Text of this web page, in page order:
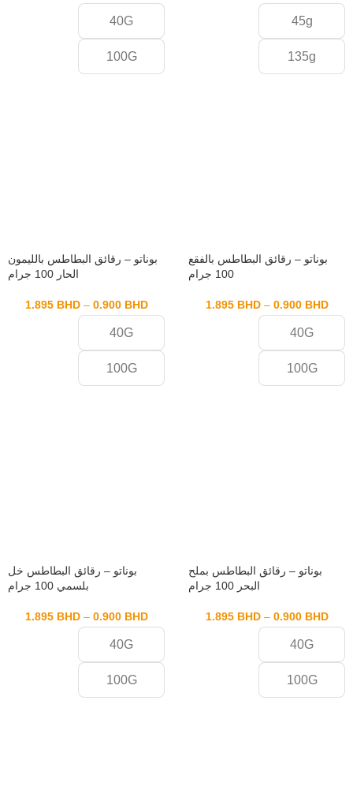
45g
135g
40G
100G
بوناتو – رقائق البطاطس بالفقع
100 جرام
0.900 BHD
–
1.895 BHD
40G
100G
بوناتو – رقائق البطاطس بالليمون
الحار 100 جرام
0.900 BHD
–
1.895 BHD
40G
100G
بوناتو – رقائق البطاطس بملح
البحر 100 جرام
0.900 BHD
–
1.895 BHD
40G
100G
بوناتو – رقائق البطاطس خل
بلسمي 100 جرام
0.900 BHD
–
1.895 BHD
40G
100G